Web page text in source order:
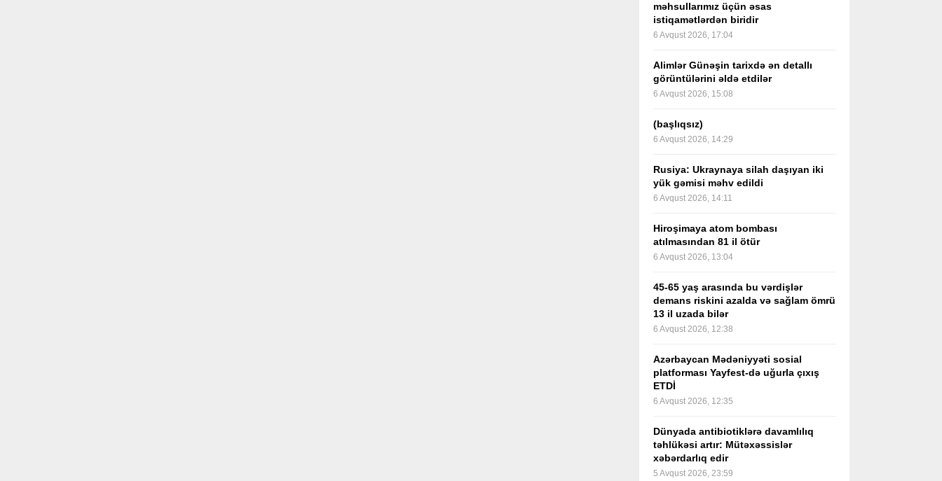
məhsullarımız üçün əsas
istiqamətlərdən biridir
6 Avqust 2026, 17:04
Alimlər Günəşin tarixdə ən detallı
görüntülərini əldə etdilər
6 Avqust 2026, 15:08
(başlıqsız)
6 Avqust 2026, 14:29
Rusiya: Ukraynaya silah daşıyan iki
yük gəmisi məhv edildi
6 Avqust 2026, 14:11
Hiroşimaya atom bombası
atılmasından 81 il ötür
6 Avqust 2026, 13:04
45-65 yaş arasında bu vərdişlər
demans riskini azalda və sağlam ömrü
13 il uzada bilər
6 Avqust 2026, 12:38
Azərbaycan Mədəniyyəti sosial
platforması Yayfest-də uğurla çıxış
ETDİ
6 Avqust 2026, 12:35
Dünyada antibiotiklərə davamlılıq
təhlükəsi artır: Mütəxəssislər
xəbərdarlıq edir
5 Avqust 2026, 23:59